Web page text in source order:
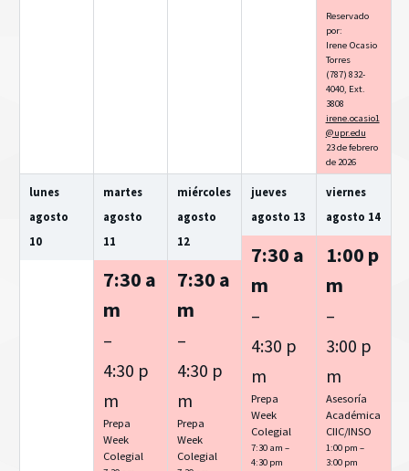
Reservado
por:
Irene Ocasio
Torres
(787) 832-
4040, Ext.
3808
irene.ocasio1
@upr.edu
23 de febrero
de 2026
lunes
agosto
10
martes
agosto
11
7:30 a
m
–
4:30 p
m
Prepa
Week
Colegial
miércoles
agosto
12
7:30 a
m
–
4:30 p
m
Prepa
Week
Colegial
jueves
agosto 13
7:30 a
m
–
4:30 p
m
Prepa
Week
Colegial
7:30 am –
4:30 pm
viernes
agosto 14
1:00 p
m
–
3:00 p
m
Asesoría
Académica
CIIC/INSO
1:00 pm –
3:00 pm